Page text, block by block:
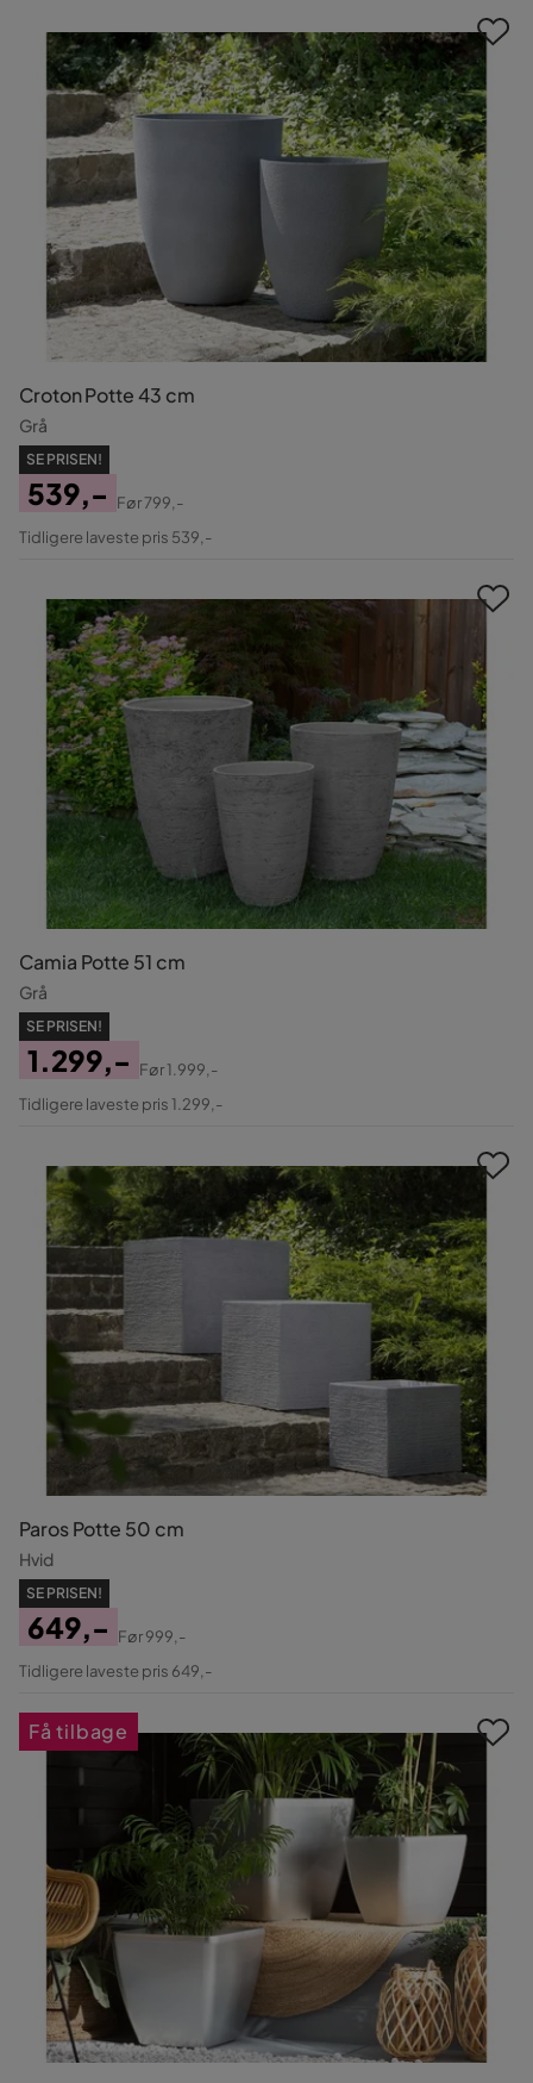
Croton Potte 43 cm
Grå
SE PRISEN!
Pris
539,-
Original
Før799,-
Tidligere laveste pris 539,-
Camia Potte 51 cm
Grå
SE PRISEN!
Pris
1.299,-
Original
Før1.999,-
Tidligere laveste pris 1.299,-
Paros Potte 50 cm
Hvid
SE PRISEN!
Pris
649,-
Original
Før999,-
Tidligere laveste pris 649,-
Få tilbage